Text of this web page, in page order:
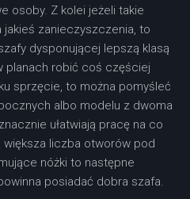
osoby. Z kolei jeżeli takie
zanieczyszczenia, to
dysponującej lepszą klasą
planach robić coś częściej
sprzęcie, to można pomyśleć
albo modelu z dwoma
ułatwiają pracę na co
liczba otworów pod
nóżki to następne
posiadać dobra szafa.